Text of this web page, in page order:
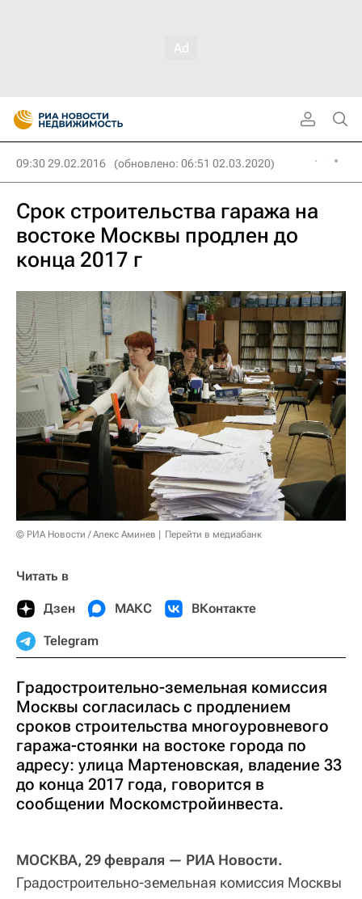
09:30 29.02.2016 (обновлено: 06:51 02.03.2020)
Срок строительства гаража на
востоке Москвы продлен до
конца 2017 г
© РИА Новости / Алекс Аминев Перейти в медиабанк
Читать в
Дзен МАКС ВКонтакте
Telegram
Градостроительно-земельная комиссия
Москвы согласилась с продлением
сроков строительства многоуровневого
гаража-стоянки на востоке города по
адресу: улица Мартеновская, владение 33
до конца 2017 года, говорится в
сообщении Москомстройинвеста.
МОСКВА, 29 февраля — РИА Новости.
Градостроительно-земельная комиссия Москвы